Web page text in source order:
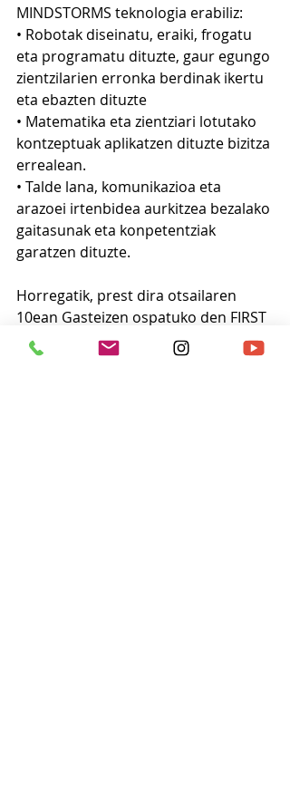
MINDSTORMS teknologia erabiliz:
• Robotak diseinatu, eraiki, frogatu
eta programatu dituzte, gaur egungo
zientzilarien erronka berdinak ikertu
eta ebazten dituzte
• Matematika eta zientziari lotutako
kontzeptuak aplikatzen dituzte bizitza
errealean.
• Talde lana, komunikazioa eta
arazoei irtenbidea aurkitzea bezalako
gaitasunak eta konpetentziak
garatzen dituzte.
Horregatik, prest dira otsailaren
10ean Gasteizen ospatuko den FIRST
LEGO LEAGUE txapelketan lehen
aldiz parte hartzeko. Aurtengo gaia